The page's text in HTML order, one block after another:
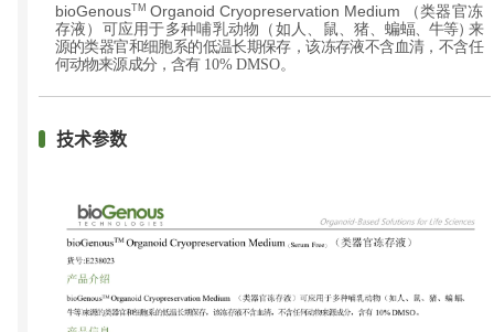
bioGenousTM Organoid Cryopreservation Medium
（类器官冻
存液） 可应用于多种哺乳动物 （如人、鼠、猪、蝙蝠、牛等） 来
源的类器官和细胞系的低温长期保存，该冻存液不含血清，不含任
何动物来源成分，含有 10%DMSO。
技术参数